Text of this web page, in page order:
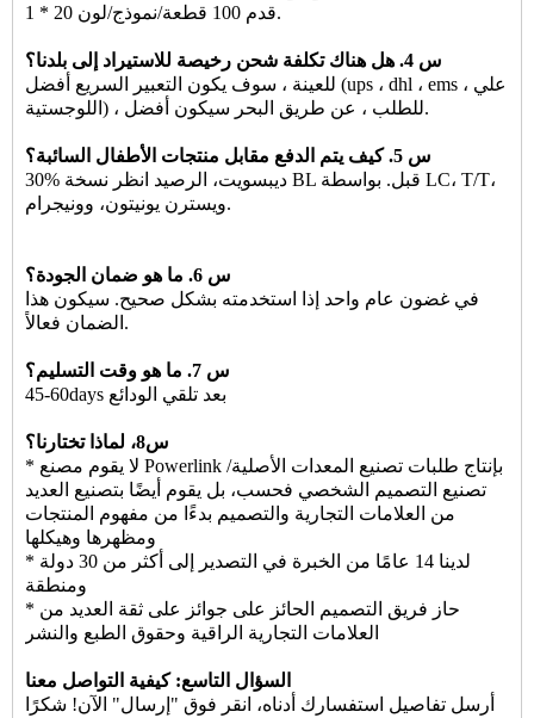
1 * 20 قدم 100 قطعة/نموذج/لون.
س 4. هل هناك تكلفة شحن رخيصة للاستيراد إلى بلدنا؟
للعينة ، سوف يكون التعبير السريع أفضل (ups ، dhl ، ems ، علي
اللوجستية) ، للطلب ، عن طريق البحر سيكون أفضل.
س 5. كيف يتم الدفع مقابل منتجات الأطفال السائبة؟
30% ديبسويت، الرصيد انظر نسخة BL قبل. بواسطة LC، T/T،
ويسترن يونيتون، وونيجرام.
س 6. ما هو ضمان الجودة؟
في غضون عام واحد إذا استخدمته بشكل صحيح. سيكون هذا
الضمان فعالاً.
س 7. ما هو وقت التسليم؟
45-60days بعد تلقي الودائع
س8، لماذا تختارنا؟
* لا يقوم مصنع Powerlink بإنتاج طلبات تصنيع المعدات الأصلية/
تصنيع التصميم الشخصي فحسب، بل يقوم أيضًا بتصنيع العديد
من العلامات التجارية والتصميم بدءًا من مفهوم المنتجات
ومظهرها وهيكلها
* لدينا 14 عامًا من الخبرة في التصدير إلى أكثر من 30 دولة
ومنطقة
* حاز فريق التصميم الحائز على جوائز على ثقة العديد من
العلامات التجارية الراقية وحقوق الطبع والنشر
السؤال التاسع: كيفية التواصل معنا
أرسل تفاصيل استفسارك أدناه، انقر فوق "إرسال" الآن! شكرًا